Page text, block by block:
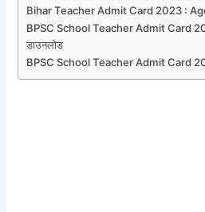
Bihar Teacher Admit Card 2023 :
BPSC School Teacher Admit Card
डाउनलोड
BPSC School Teacher Admit Card